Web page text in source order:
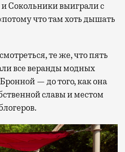
Сокольники выиграли с
что там хоть дышать
те же, что пять
все веранды модных
— до того, как она
славы и местом